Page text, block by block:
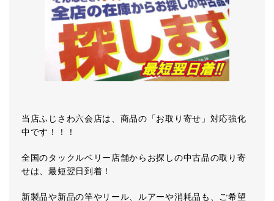
当店ふじさわ六会店は、商品の「お取り寄せ」対応強化
中です！！！
全国のタックルベリー店舗からお探しの中古品の取り寄
せは、最短翌日到着！
新製品や新品の竿やリール、ルアーや消耗品も、ご希望